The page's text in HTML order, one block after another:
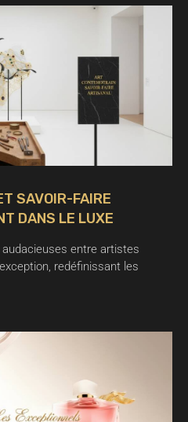
SAVOIR-FAIRE
DANS LE LUXE
entre artistes
redéfinissant les